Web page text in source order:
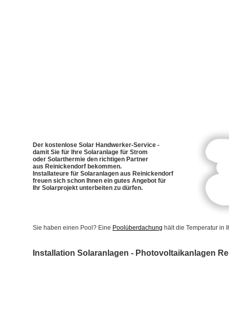
Der kostenlose Solar Handwerker-Service -
damit Sie für Ihre Solaranlage für Strom
oder Solarthermie den richtigen Partner
aus Reinickendorf bekommen.
Installateure für Solaranlagen aus Reinickendorf
freuen sich schon Ihnen ein gutes Angebot für
Ihr Solarprojekt unterbeiten zu dürfen.
Sie haben einen Pool? Eine Poolüberdachung hält die Temperatur in
Installation Solaranlagen - Photovoltaikanlagen